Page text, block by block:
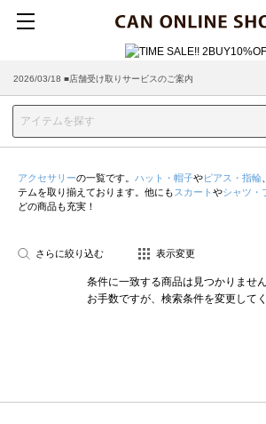
2026/03/18 ■店舗受け取りサービスのご案内
アクセサリーの一覧です。 ハット・帽子やピアス・指輪
テムを取り揃えております。他にも スカート やシャツ・
どの商品も充実！
さらに絞り込む 表示変更
条件に一致する商品は見つかりません
お手数ですが、検索条件を変更してく